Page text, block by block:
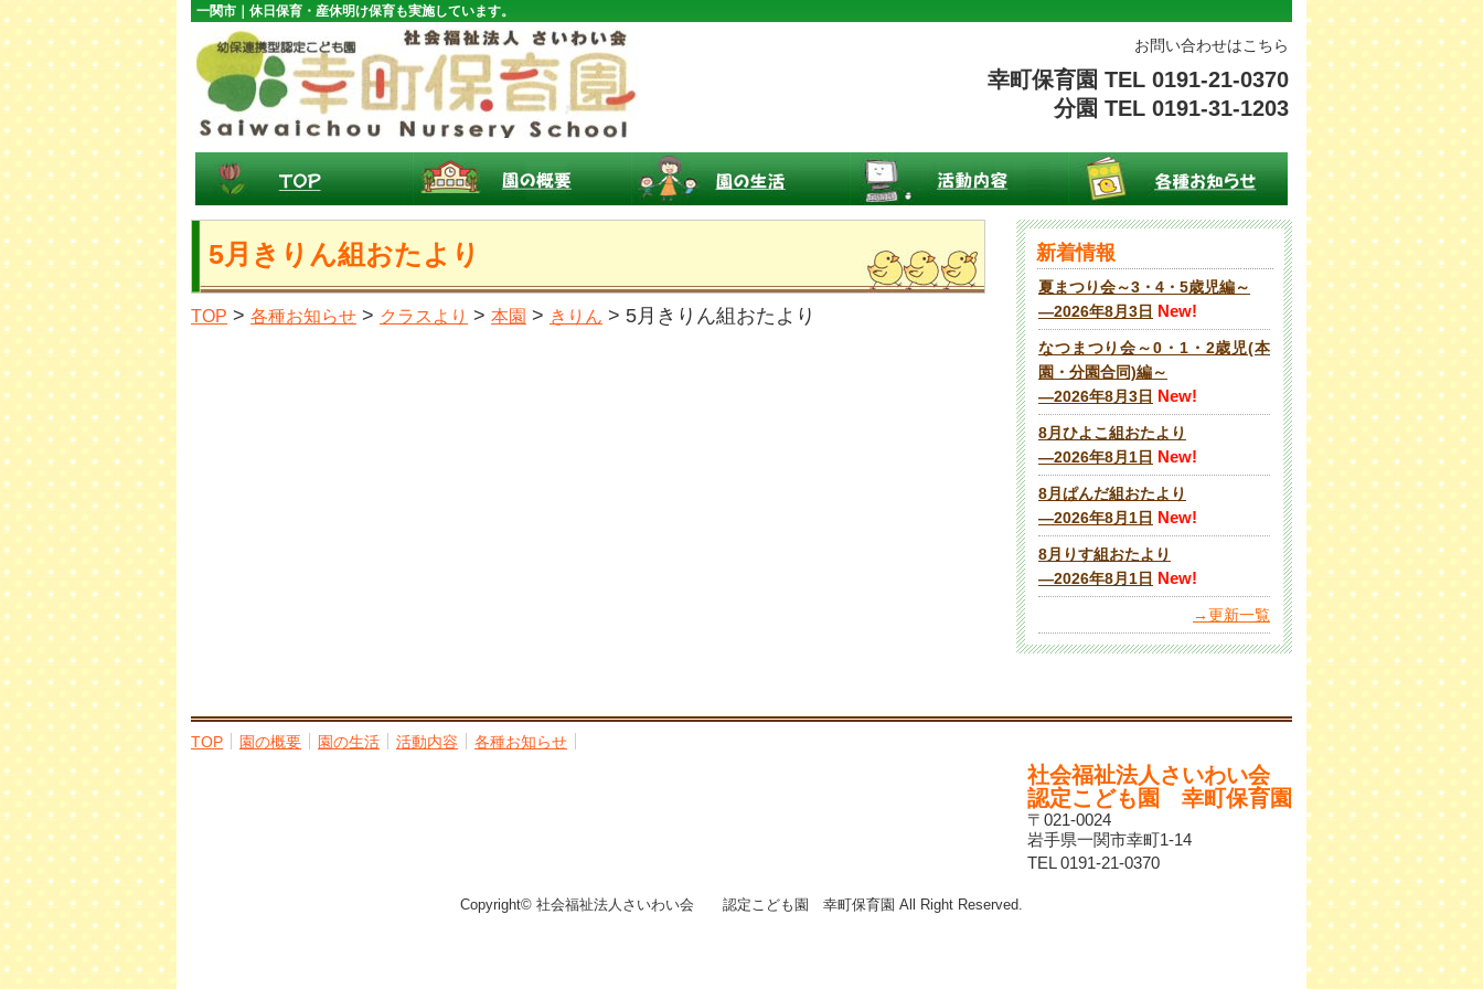
一関市｜休日保育・産休明け保育も実施しています。
お問い合わせはこちら
幸町保育園 TEL 0191-21-0370
分園 TEL 0191-31-1203
5月きりん組おたより
TOP > 各種お知らせ > クラスより > 本園 > きりん > 5月きりん組おたより
新着情報
夏まつり会～3・4・5歳児編～
―2026年8月3日 New!
なつまつり会～0・1・2歳児(本
園・分園合同)編～
―2026年8月3日 New!
8月ひよこ組おたより
―2026年8月1日 New!
8月ぱんだ組おたより
―2026年8月1日 New!
8月りす組おたより
―2026年8月1日 New!
→更新一覧
TOP 園の概要 園の生活 活動内容 各種お知らせ
社会福祉法人さいわい会
認定こども園 幸町保育園
〒021-0024
岩手県一関市幸町1-14
TEL 0191-21-0370
Copyright© 社会福祉法人さいわい会 認定こども園 幸町保育園 All Right Reserved.